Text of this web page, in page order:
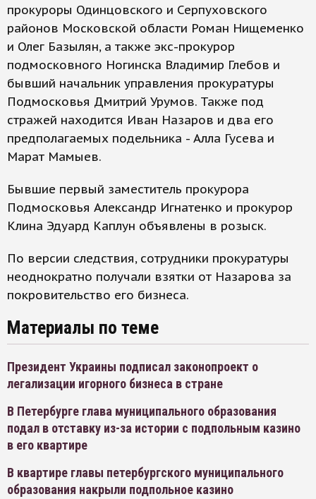
прокуроры Одинцовского и Серпуховского
районов Московской области Роман Нищеменко
и Олег Базылян, а также экс-прокурор
подмосковного Ногинска Владимир Глебов и
бывший начальник управления прокуратуры
Подмосковья Дмитрий Урумов. Также под
стражей находится Иван Назаров и два его
предполагаемых подельника - Алла Гусева и
Марат Мамыев.
Бывшие первый заместитель прокурора
Подмосковья Александр Игнатенко и прокурор
Клина Эдуард Каплун объявлены в розыск.
По версии следствия, сотрудники прокуратуры
неоднократно получали взятки от Назарова за
покровительство его бизнеса.
Материалы по теме
Президент Украины подписал законопроект о
легализации игорного бизнеса в стране
В Петербурге глава муниципального образования
подал в отставку из-за истории с подпольным казино
в его квартире
В квартире главы петербургского муниципального
образования накрыли подпольное казино